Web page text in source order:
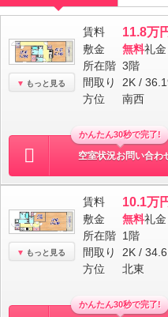
もっと見る
賃料 11.8万
敷金 無料礼金
所在階 3階
間取り
2K /
方位 南西
かんたん30秒で完了!
空室状況お問い合わ
もっと見る
賃料 10.1万
敷金 無料礼金
所在階 1階
間取り
2K /
方位 北東
かんたん30秒で完了!